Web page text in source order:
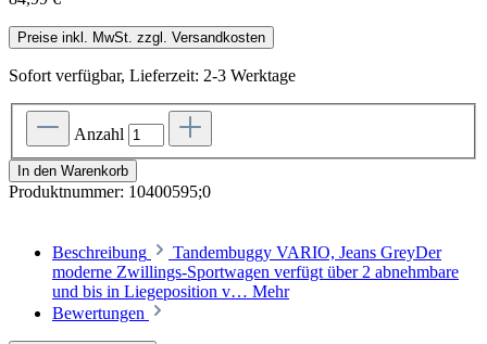
Preise inkl. MwSt. zzgl. Versandkosten
Sofort verfügbar, Lieferzeit: 2-3 Werktage
Anzahl
In den Warenkorb
Produktnummer: 10400595;0
Beschreibung
Tandembuggy VARIO, Jeans GreyDer
moderne Zwillings-Sportwagen verfügt über 2 abnehmbare
und bis in Liegeposition v… Mehr
Bewertungen